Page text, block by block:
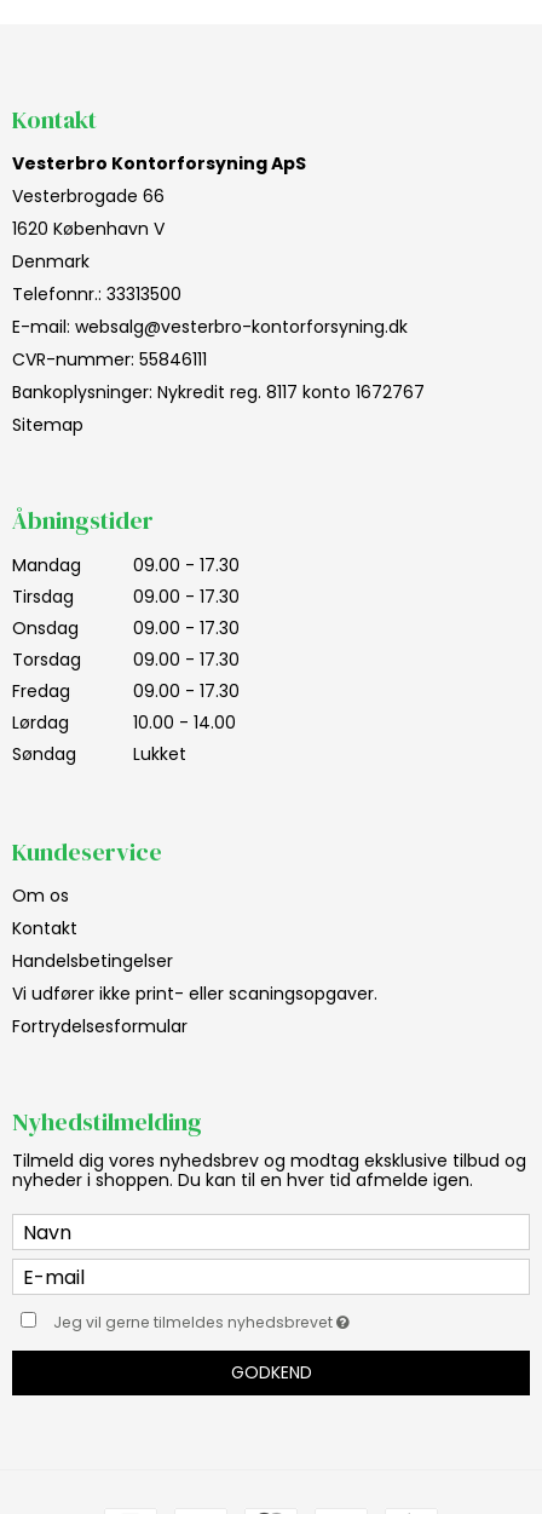
Kontakt
Vesterbro Kontorforsyning ApS
Vesterbrogade 66
1620 København V
Denmark
Telefonnr.: 33313500
E-mail: websalg@vesterbro-kontorforsyning.dk
CVR-nummer: 55846111
Bankoplysninger: Nykredit reg. 8117 konto 1672767
Sitemap
Åbningstider
Mandag
09.00 - 17.30
Tirsdag
09.00 - 17.30
Onsdag
09.00 - 17.30
Torsdag
09.00 - 17.30
Fredag
09.00 - 17.30
Lørdag
10.00 - 14.00
Søndag
Lukket
Kundeservice
Om os
Kontakt
Handelsbetingelser
Vi udfører ikke print- eller scaningsopgaver.
Fortrydelsesformular
Nyhedstilmelding
Tilmeld dig vores nyhedsbrev og modtag eksklusive tilbud og
nyheder i shoppen. Du kan til en hver tid afmelde igen.
Jeg vil gerne tilmeldes nyhedsbrevet
GODKEND